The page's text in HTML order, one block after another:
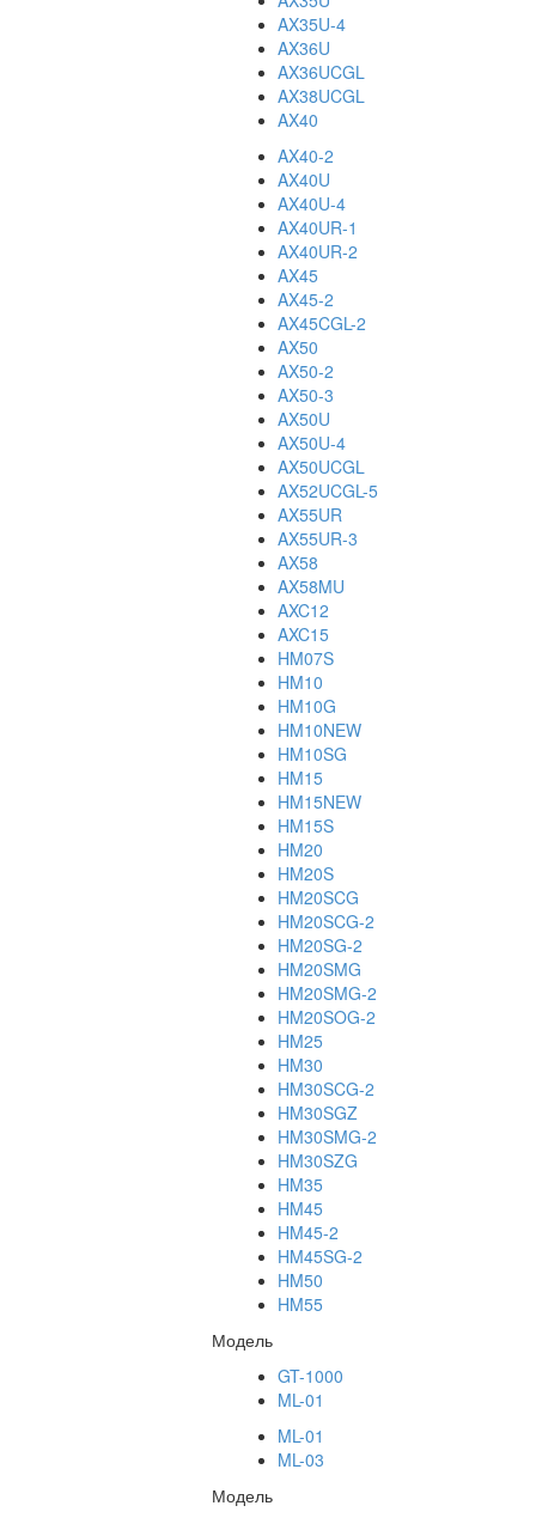
AX35U-4
AX36U
AX36UCGL
AX38UCGL
AX40
AX40-2
AX40U
AX40U-4
AX40UR-1
AX40UR-2
AX45
AX45-2
AX45CGL-2
AX50
AX50-2
AX50-3
AX50U
AX50U-4
AX50UCGL
AX52UCGL-5
AX55UR
AX55UR-3
AX58
AX58MU
AXC12
AXC15
HM07S
HM10
HM10G
HM10NEW
HM10SG
HM15
HM15NEW
HM15S
HM20
HM20S
HM20SCG
HM20SCG-2
HM20SG-2
HM20SMG
HM20SMG-2
HM20SOG-2
HM25
HM30
HM30SCG-2
HM30SGZ
HM30SMG-2
HM30SZG
HM35
HM45
HM45-2
HM45SG-2
HM50
HM55
Модель
GT-1000
ML-01
ML-01
ML-03
Модель